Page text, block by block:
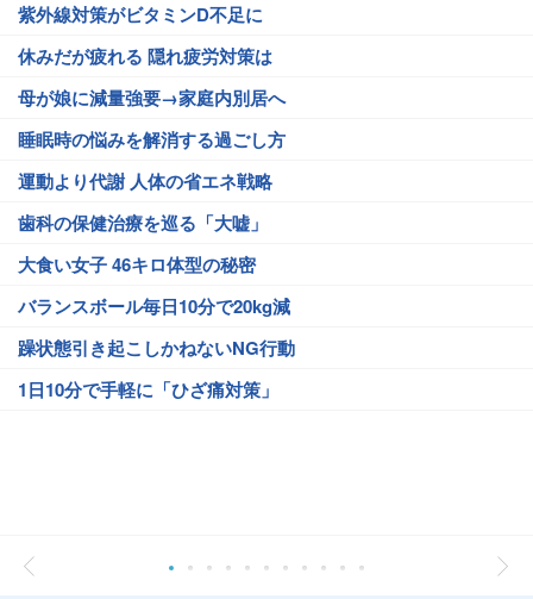
紫外線対策がビタミンD不足に
休みだが疲れる 隠れ疲労対策は
母が娘に減量強要→家庭内別居へ
睡眠時の悩みを解消する過ごし方
運動より代謝 人体の省エネ戦略
歯科の保健治療を巡る「大嘘」
大食い女子 46キロ体型の秘密
バランスボール毎日10分で20kg減
躁状態引き起こしかねないNG行動
1日10分で手軽に「ひざ痛対策」